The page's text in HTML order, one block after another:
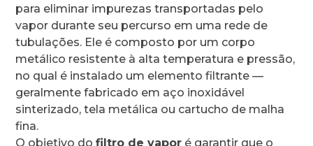
para eliminar impurezas transportadas pelo
vapor durante seu percurso em uma rede de
tubulações. Ele é composto por um corpo
metálico resistente à alta temperatura e pressão,
no qual é instalado um elemento filtrante —
geralmente fabricado em aço inoxidável
sinterizado, tela metálica ou cartucho de malha
fina.
O objetivo dofiltro de vapor é garantir que o